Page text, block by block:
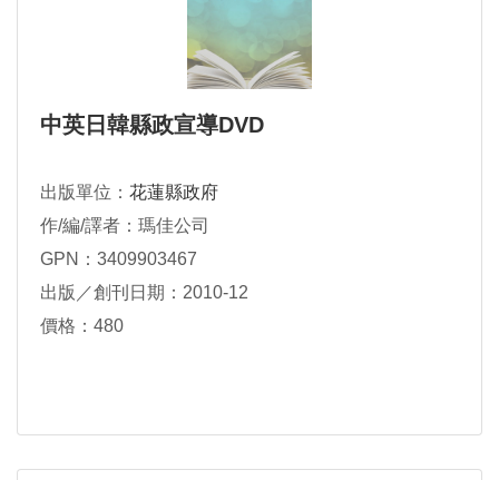
中英日韓縣政宣導DVD
出版單位： 花蓮縣政府
作/編/譯者：瑪佳公司
GPN：3409903467
出版／創刊日期：2010-12
價格：480